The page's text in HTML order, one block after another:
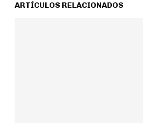
ARTÍCULOS RELACIONADOS